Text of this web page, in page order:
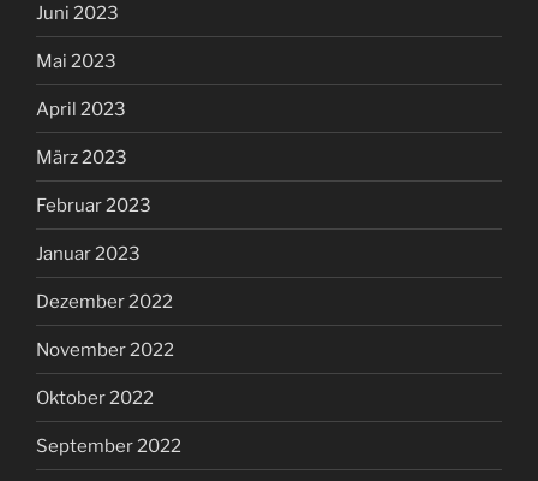
Juni 2023
Mai 2023
April 2023
März 2023
Februar 2023
Januar 2023
Dezember 2022
November 2022
Oktober 2022
September 2022